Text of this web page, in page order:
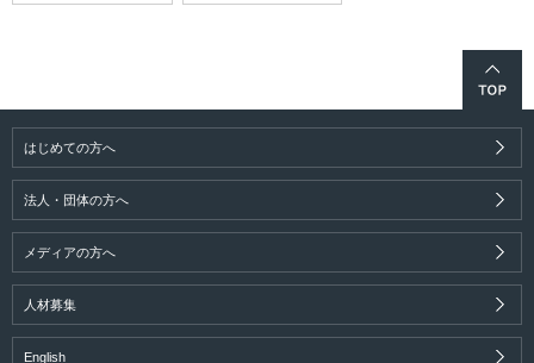
はじめての方へ
法人・団体の方へ
メディアの方へ
人材募集
English